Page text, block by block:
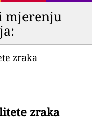
mjerenju
zraka
zraka